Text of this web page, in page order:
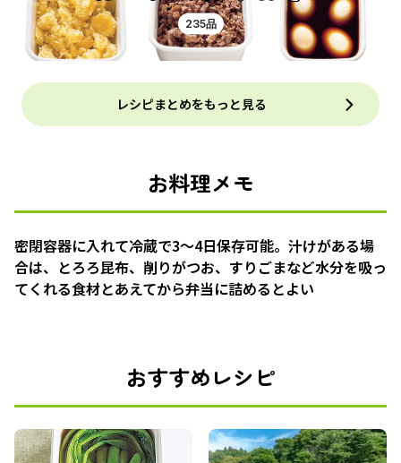
235品
レシピまとめをもっと見る
お料理メモ
密閉容器に入れて冷蔵で3〜4日保存可能。汁けがある場
合は、とろろ昆布、削りがつお、すりごまなど水分を吸っ
てくれる食材とあえてから弁当に詰めるとよい
おすすめレシピ